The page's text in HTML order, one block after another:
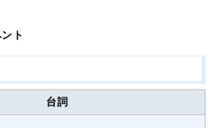
ト
台詞